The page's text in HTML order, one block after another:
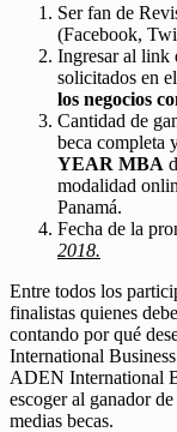
Ser fan de
(Facebook,
Ingresar al link
solicitados en
los negocios
Cantidad de
beca completa
YEAR MBA
modalidad
Panamá.
Fecha de la
2018.
Entre todos los
finalistas quienes
contando por qué
International
ADEN International
escoger al ganador
medias becas.